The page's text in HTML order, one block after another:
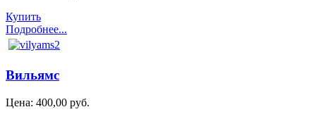
Купить
Подробнее...
Вильямс
Цена: 400,00 руб.